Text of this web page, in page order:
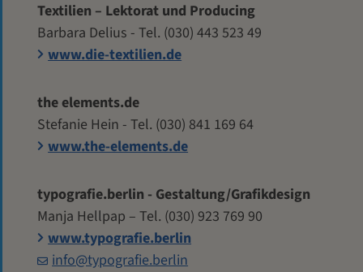
Textilien – Lektorat und Producing
Barbara Delius - Tel. (030) 443 523 49
www.die-textilien.de
the elements.de
Stefanie Hein - Tel. (030) 841 169 64
www.the-elements.de
typografie.berlin - Gestaltung/Grafikdesign
Manja Hellpap – Tel. (030) 923 769 90
www.typografie.berlin
info@typografie.berlin